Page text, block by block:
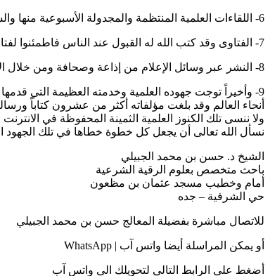
6- اللقاءات العلمية المنتظمة والمجدولة الأسبوعية منها والشهرية والسنوية.
7- الفتاوى وقد كتب الله له القبول عند الناس فاطمئنوا لفتاواه واختياراته الفقهية.
8- النشر عبر وسائل الإعلام من إذاعة وصحافة ومن خلال الانترنت لسهولة تداولها والاستماع اليها.
9- وأخيراً توجت جهوده العلمية وخدمته العظيمة التي
أنحاء العالم وقد بلغت مؤلفاته أكثر من عشرون كتاباً
ولا ننسى تلك الكنوز العلمية الثمينة المحفوظة في
نسأل الله تعالى أن يجعل كل خطوة خطاها في تلك الجهود
الشيخ د. حسن بن محمد الجبيلي
باحث متخصص بعلوم الرقية الشرعية
أمام وخطيب مسجد عثمان بن مظعون
حي الشرفية – جده
للاتصال مباشرة بفضيلة المعالج حسن بن محمد الجبيلي
أو يمكن المراسلة أيضا واتس آب | WhatsApp
أضغط على الرابط التالي لتحويلك الى واتس آب